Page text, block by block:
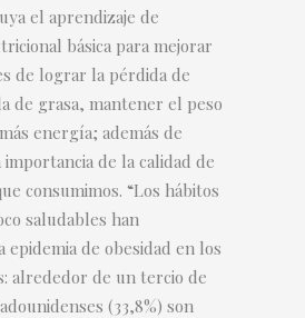
el aprendizaje de
básica para mejorar
de lograr la pérdida de
de grasa, mantener el peso
energía; además de
de la calidad de
consumimos. “Los hábitos
saludables han
epidemia de obesidad en los
alrededor de un tercio de
(33,8%) son